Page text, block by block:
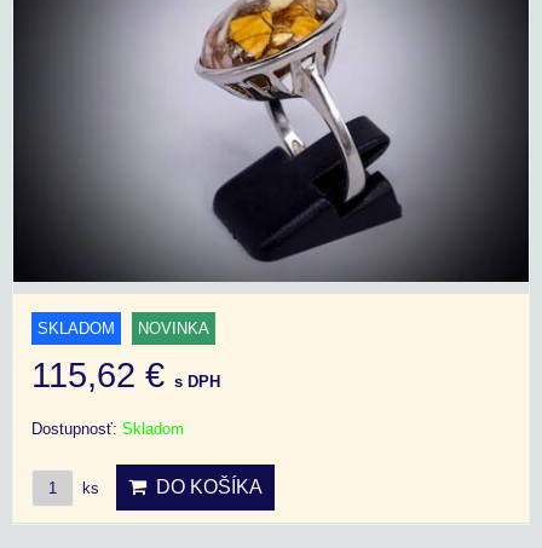
SKLADOM NOVINKA
115,62 € s DPH
Dostupnosť: Skladom
ks DO KOŠÍKA